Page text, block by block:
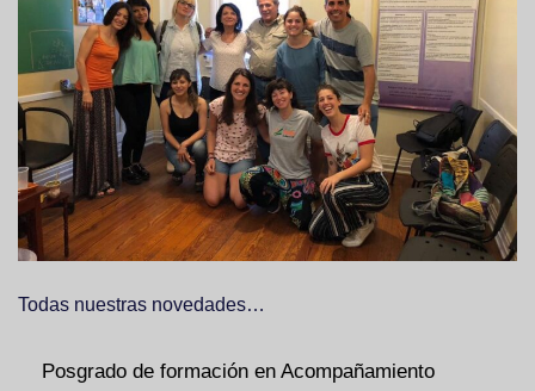
Todas nuestras novedades…
Posgrado de formación en Acompañamiento